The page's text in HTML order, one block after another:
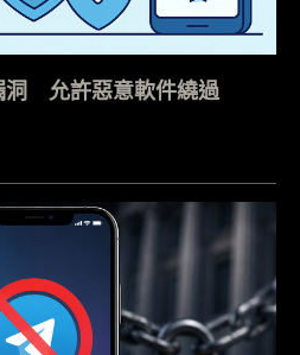
洞 允許惡意軟件繞過